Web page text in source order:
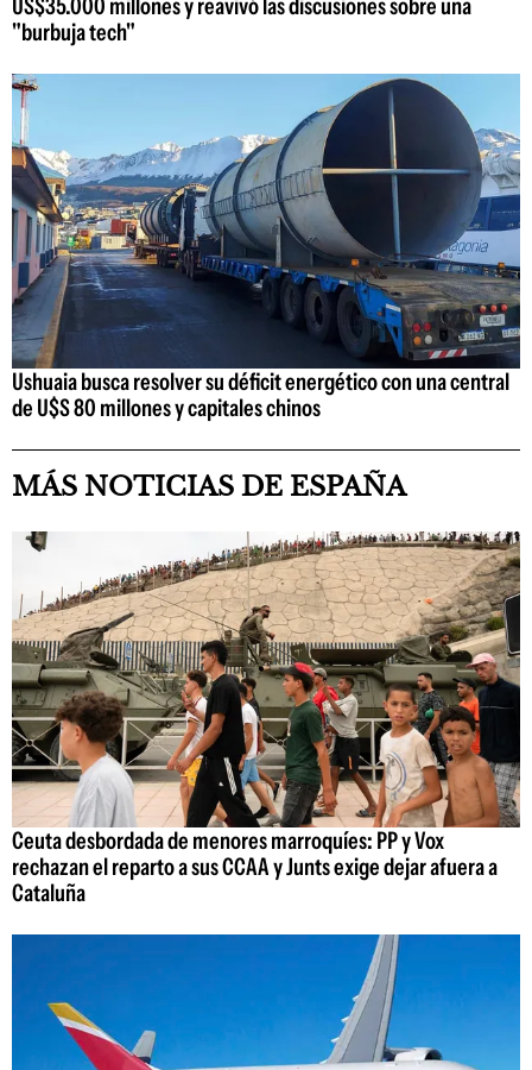
US$35.000 millones y reavivó las discusiones sobre una
"burbuja tech"
Ushuaia busca resolver su déficit energético con una central
de U$S 80 millones y capitales chinos
MÁS NOTICIAS DE ESPAÑA
Ceuta desbordada de menores marroquíes: PP y Vox
rechazan el reparto a sus CCAA y Junts exige dejar afuera a
Cataluña